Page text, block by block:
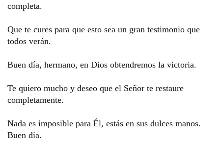
completa.
Que te cures para que esto sea un gran testimonio que
todos verán.
Buen día, hermano, en Dios obtendremos la victoria.
Te quiero mucho y deseo que el Señor te restaure
completamente.
Nada es imposible para Él, estás en sus dulces manos.
Buen día.